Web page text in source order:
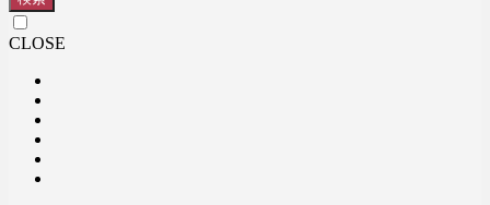
CLOSE